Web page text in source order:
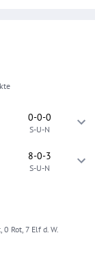
0-0-0
S-U-N
8-0-3
S-U-N
Rot, 7 Elf d. W.